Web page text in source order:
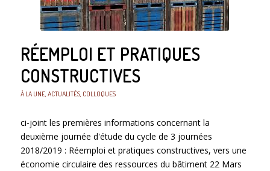
RÉEMPLOI ET PRATIQUES
CONSTRUCTIVES
À LA UNE, ACTUALITÉS, COLLOQUES
ci-joint les premières informations concernant la
deuxième journée d'étude du cycle de 3 journées
2018/2019 : Réemploi et pratiques constructives, vers une
économie circulaire des ressources du bâtiment 22 Mars